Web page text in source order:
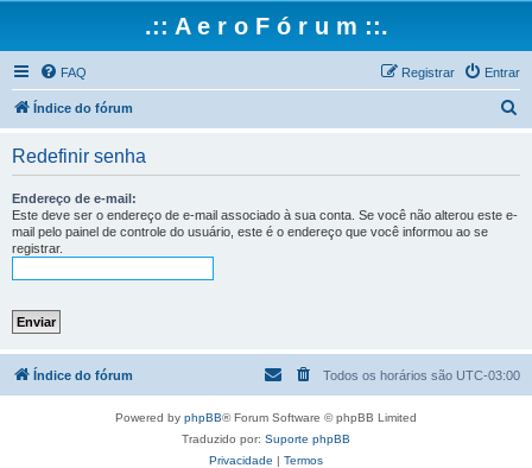
.:: A e r o F ó r u m ::.
FAQ Entrar
Registrar
Índice do fórum
Redefinir senha
Endereço de e-mail:
Este deve ser o endereço de e-mail associado à sua conta. Se você não alterou este e-
mail pelo painel de controle do usuário, este é o endereço que você informou ao se
registrar.
Índice do fórum Todos os horários são UTC-03:00
Powered by phpBB® Forum Software © phpBB Limited
Traduzido por: Suporte phpBB
Privacidade | Termos